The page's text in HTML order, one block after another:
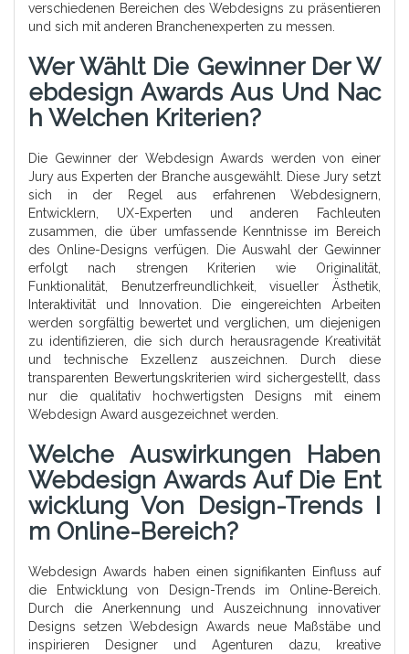
verschiedenen Bereichen des Webdesigns zu präsentieren
und sich mit anderen Branchenexperten zu messen.
Wer Wählt Die Gewinner Der W
Ebdesign Awards Aus Und Nac
H Welchen Kriterien?
Die Gewinner der Webdesign Awards werden von einer
Jury aus Experten der Branche ausgewählt. Diese Jury setzt
sich in der Regel aus erfahrenen Webdesignern,
Entwicklern, UX-Experten und anderen Fachleuten
zusammen, die über umfassende Kenntnisse im Bereich
des Online-Designs verfügen. Die Auswahl der Gewinner
erfolgt nach strengen Kriterien wie Originalität,
Funktionalität, Benutzerfreundlichkeit, visueller Ästhetik,
Interaktivität und Innovation. Die eingereichten Arbeiten
werden sorgfältig bewertet und verglichen, um diejenigen
zu identifizieren, die sich durch herausragende Kreativität
und technische Exzellenz auszeichnen. Durch diese
transparenten Bewertungskriterien wird sichergestellt, dass
nur die qualitativ hochwertigsten Designs mit einem
Webdesign Award ausgezeichnet werden.
Welche Auswirkungen Haben
Webdesign Awards Auf Die Ent
Wicklung Von Design-Trends I
M Online-Bereich?
Webdesign Awards haben einen signifikanten Einfluss auf
die Entwicklung von Design-Trends im Online-Bereich.
Durch die Anerkennung und Auszeichnung innovativer
Designs setzen Webdesign Awards neue Maßstäbe und
inspirieren Designer und Agenturen dazu, kreative